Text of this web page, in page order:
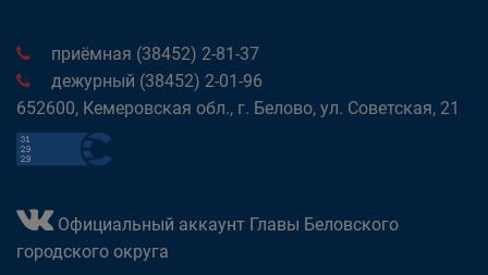
приёмная (38452) 2-81-37
дежурный (38452) 2-01-96
652600, Кемеровская обл., г. Белово, ул. Советская, 21
Официальный аккаунт Главы Беловского
городского округа